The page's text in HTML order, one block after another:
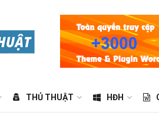
THỦ THUẬT HĐH